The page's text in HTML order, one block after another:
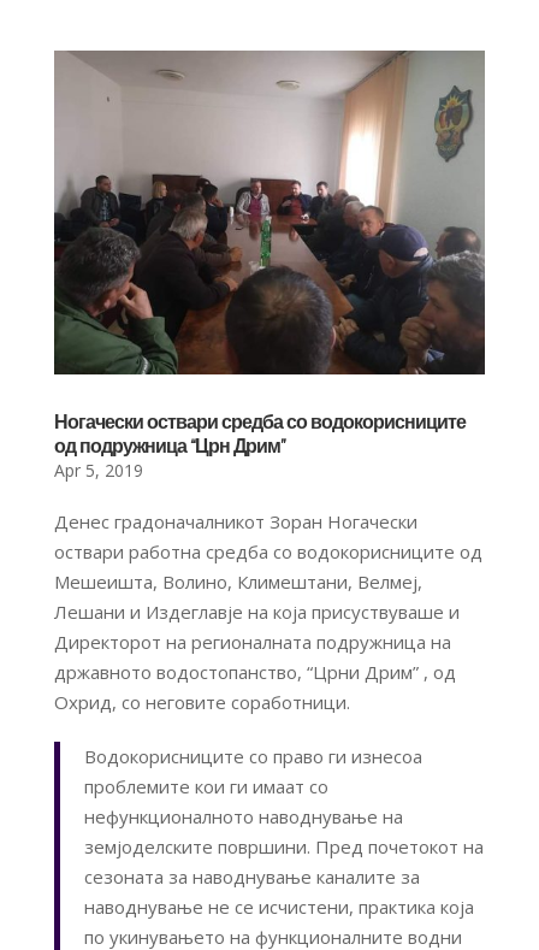
Ногачески оствари средба со водокорисниците
од подружница “Црн Дрим”
Apr 5, 2019
Денес градоначалникот Зоран Ногачески
оствари работна средба со водокорисниците од
Мешеишта, Волино, Климештани, Велмеј,
Лешани и Издеглавје на која присуствуваше и
Директорот на регионалната подружница на
државното водостопанство, “Црни Дрим” , од
Охрид, со неговите соработници.
Водокорисниците со право ги изнесоа
проблемите кои ги имаат со
нефункционалното наводнување на
земјоделските површини. Пред почетокот на
сезоната за наводнување каналите за
наводнување не се исчистени, практика која
по укинувањето на функционалните водни